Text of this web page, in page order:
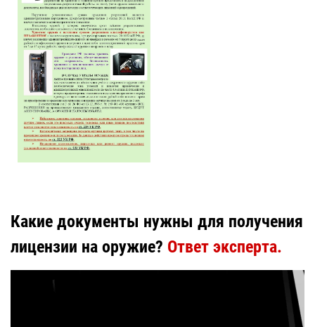
Какие документы нужны для получения
лицензии на оружие? Ответ эксперта.